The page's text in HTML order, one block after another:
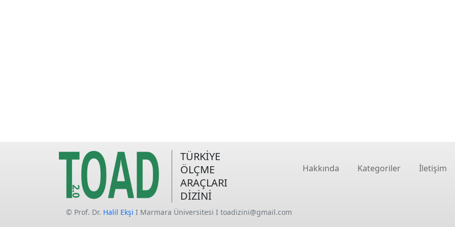
TÜRKİYE
ÖLÇME
ARAÇLARI
DİZİNİ
Hakkında Kategoriler İletişim
© Prof. Dr. Halil Ekşi I Marmara Üniversitesi I toadizini@gmail.com